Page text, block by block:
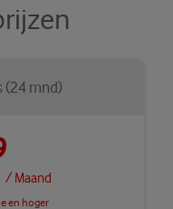
(24 mnd)
/ Maand
en hoger